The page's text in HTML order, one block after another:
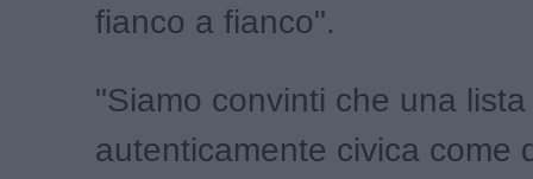
fianco a fianco".
"Siamo convinti che una lista
autenticamente civica come